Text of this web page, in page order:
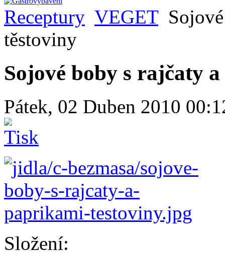
Receptury VEGET
těstoviny
Sojové boby s rajčaty
Pátek, 02 Duben 2010
Složení: